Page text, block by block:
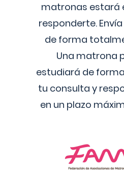
matronas estará
responderte.
de forma
Una matrona
estudiará de
tu consulta y
en un plazo